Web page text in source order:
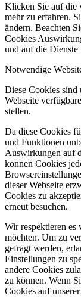
Klicken Sie auf die
mehr zu erfahren.
ändern. Beachten
Cookies
und auf die
Notwendige
Diese Cookies sind
Webseite
stellen.
Da diese Cookies
und Funktionen
Auswirkungen auf
können Cookies
dieser Webseite
Cookies zu
erneut besuchen.
Wir respektieren es
möchten. Um zu
gefragt werden,
Einstellungen zu
andere Cookies
zu können. Wenn
Cookies auf